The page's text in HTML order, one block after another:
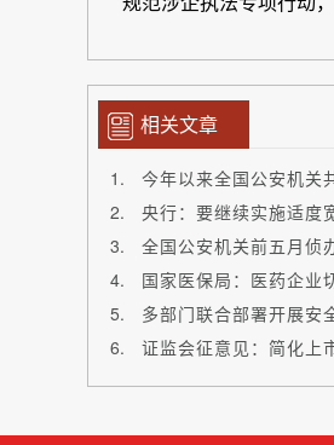
相关文章
今年以来全国公安机关
央行：要继续实施适度
全国公安机关前五月侦
国家医保局：医药企业
多部门联合部署开展安
证监会征意见：简化上